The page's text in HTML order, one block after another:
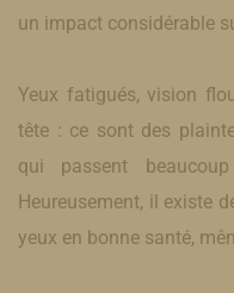
un impact considérable
Yeux fatigués, vision
tête : ce sont des
qui passent
Heureusement, il existe
yeux en bonne santé,